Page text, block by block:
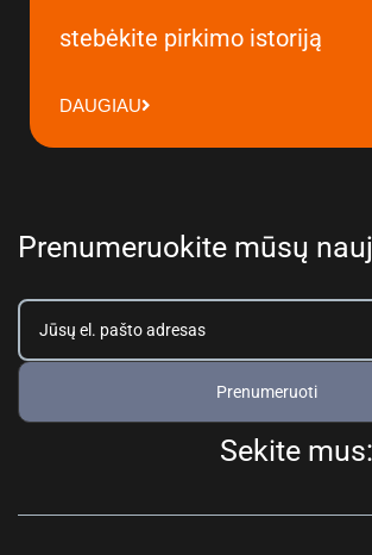
stebėkite pirkimo istoriją
DAUGIAU
Prenumeruokite mūsų
Prenumeruoti
Sekite mus: